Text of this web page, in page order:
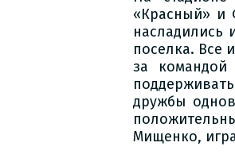
«Красный» и
насладились
поселка. Все
за командой
дружбы
Мищенко,